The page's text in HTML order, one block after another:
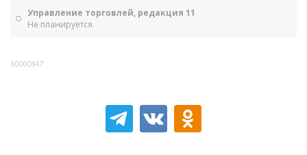
Управление торговлей, редакция 11
Не планируется
60000847